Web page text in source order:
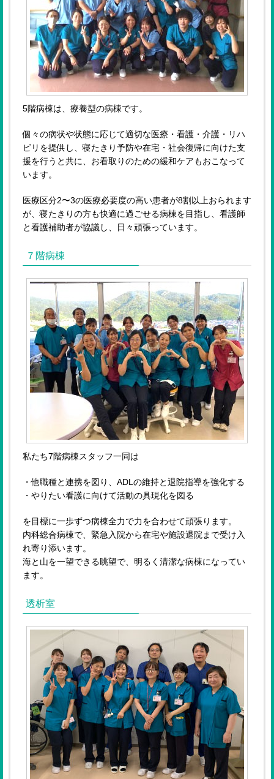
5階病棟は、療養型の病棟です。
個々の病状や状態に応じて適切な医療・看護・介護・リハ
ビリを提供し、寝たきり予防や在宅・社会復帰に向けた支
援を行うと共に、お看取りのための緩和ケアもおこなって
います。
医療区分2〜3の医療必要度の高い患者が8割以上おられます
が、寝たきりの方も快適に過ごせる病棟を目指し、看護師
と看護補助者が協議し、日々頑張っています。
７階病棟
私たち7階病棟スタッフ一同は
・他職種と連携を図り、ADLの維持と退院指導を強化する
・やりたい看護に向けて活動の具現化を図る
を目標に一歩ずつ病棟全力で力を合わせて頑張ります。
内科総合病棟で、緊急入院から在宅や施設退院まで受け入
れ寄り添います。
海と山を一望できる眺望で、明るく清潔な病棟になってい
ます。
透析室